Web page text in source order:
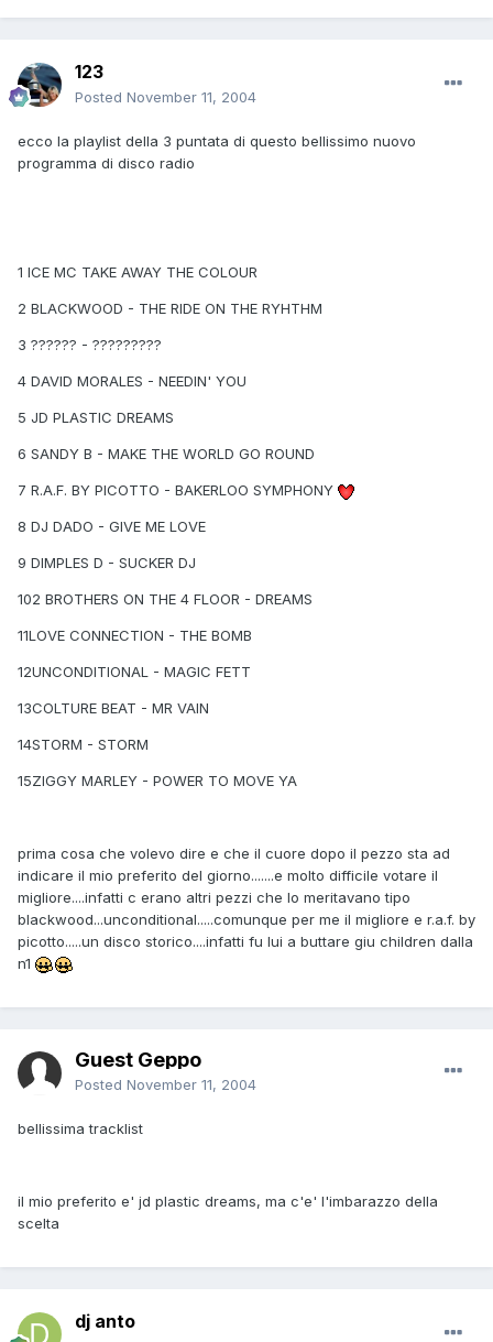
123
Posted November 11, 2004
ecco la playlist della 3 puntata di questo bellissimo nuovo
programma di disco radio
1 ICE MC TAKE AWAY THE COLOUR
2 BLACKWOOD - THE RIDE ON THE RYHTHM
3 ?????? - ?????????
4 DAVID MORALES - NEEDIN' YOU
5 JD PLASTIC DREAMS
6 SANDY B - MAKE THE WORLD GO ROUND
7 R.A.F. BY PICOTTO - BAKERLOO SYMPHONY
8 DJ DADO - GIVE ME LOVE
9 DIMPLES D - SUCKER DJ
102 BROTHERS ON THE 4 FLOOR - DREAMS
11LOVE CONNECTION - THE BOMB
12UNCONDITIONAL - MAGIC FETT
13COLTURE BEAT - MR VAIN
14STORM - STORM
15ZIGGY MARLEY - POWER TO MOVE YA
prima cosa che volevo dire e che il cuore dopo il pezzo sta ad
indicare il mio preferito del giorno.......e molto difficile votare il
migliore....infatti c erano altri pezzi che lo meritavano tipo
blackwood...unconditional.....comunque per me il migliore e r.a.f. by
picotto.....un disco storico....infatti fu lui a buttare giu children dalla
n1
Guest Geppo
Posted November 11, 2004
bellissima tracklist
il mio preferito e' jd plastic dreams, ma c'e' l'imbarazzo della
scelta
dj anto